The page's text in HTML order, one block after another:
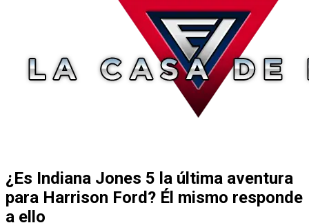
¿Es Indiana Jones 5 la última aventura
para Harrison Ford? Él mismo responde
a ello